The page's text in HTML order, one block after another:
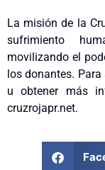
La misión de la
sufrimiento
movilizando el
los donantes.
u obtener más
cruzrojapr.net.